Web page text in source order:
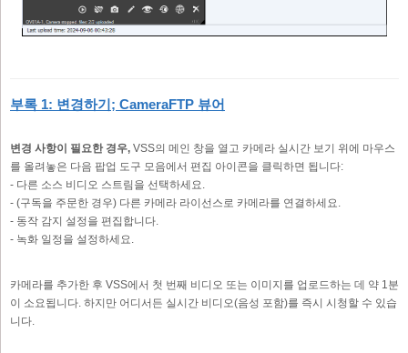
부록 1: 변경하기; CameraFTP 뷰어
변경 사항이 필요한 경우, VSS의 메인 창을 열고 카메라 실시간 보기 위에 마우스
를 올려놓은 다음 팝업 도구 모음에서 편집 아이콘을 클릭하면 됩니다:
- 다른 소스 비디오 스트림을 선택하세요.
- (구독을 주문한 경우) 다른 카메라 라이선스로 카메라를 연결하세요.
- 동작 감지 설정을 편집합니다.
- 녹화 일정을 설정하세요.
카메라를 추가한 후 VSS에서 첫 번째 비디오 또는 이미지를 업로드하는 데 약 1분
이 소요됩니다. 하지만 어디서든 실시간 비디오(음성 포함)를 즉시 시청할 수 있습
니다.